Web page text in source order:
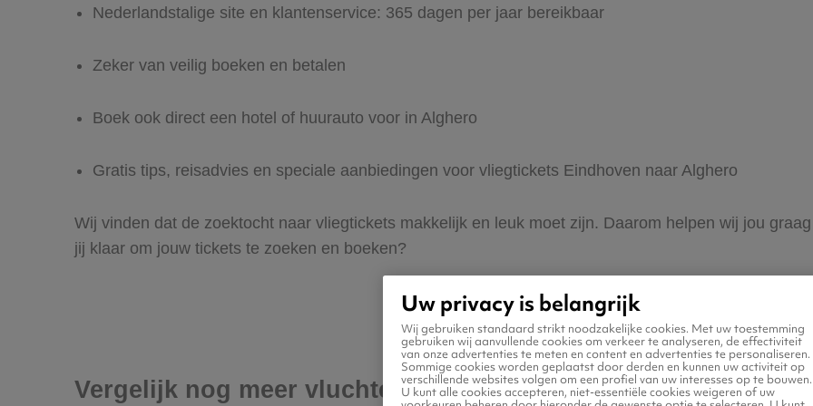
Nederlandstalige site en klantenservice: 365 dagen per jaar bereikbaar
Zeker van veilig boeken en betalen
Boek ook direct een hotel of huurauto voor in Alghero
Gratis tips, reisadvies en speciale aanbiedingen voor vliegtickets Eindhoven naar Alghero
Wij vinden dat de zoektocht naar vliegtickets makkelijk en leuk moet zijn. Daarom helpen wij jou
jij klaar om jouw tickets te zoeken en boeken?
Vergelijk nog meer vluchten naar Alghero
Uw privacy is belangrijk
Wij gebruiken standaard strikt noodzakelijke cookies. Met uw toestemming
gebruiken wij aanvullende cookies om verkeer te analyseren, de effectiviteit
van onze advertenties te meten en content en advertenties te personaliseren.
Sommige cookies worden geplaatst door derden en kunnen uw activiteit op
verschillende websites volgen om een profiel van uw interesses op te bouwen.
U kunt alle cookies accepteren, niet-essentiële cookies weigeren of uw